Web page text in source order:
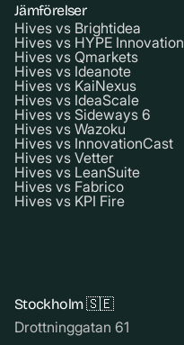
Jämförelser
Hives vs Brightidea
Hives vs HYPE Innovation
Hives vs Qmarkets
Hives vs Ideanote
Hives vs KaiNexus
Hives vs IdeaScale
Hives vs Sideways 6
Hives vs Wazoku
Hives vs InnovationCast
Hives vs Vetter
Hives vs LeanSuite
Hives vs Fabrico
Hives vs KPI Fire
Stockholm 🇸🇪
Drottninggatan 61